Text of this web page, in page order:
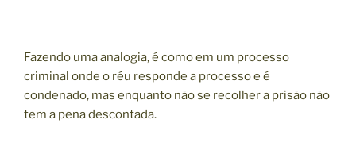
Fazendo uma analogia, é como em um processo
criminal onde o réu responde a processo e é
condenado, mas enquanto não se recolher a prisão não
tem a pena descontada.